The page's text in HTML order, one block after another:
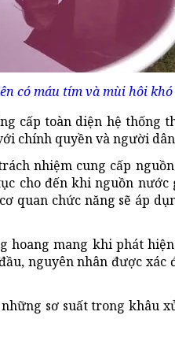
có máu tím và mùi hôi
cấp toàn diện hệ
chính quyền và người
nhiệm cung cấp
cho đến khi nguồn
quan chức năng sẽ áp
hoang mang khi phát
nguyên nhân được
sơ suất trong khâu